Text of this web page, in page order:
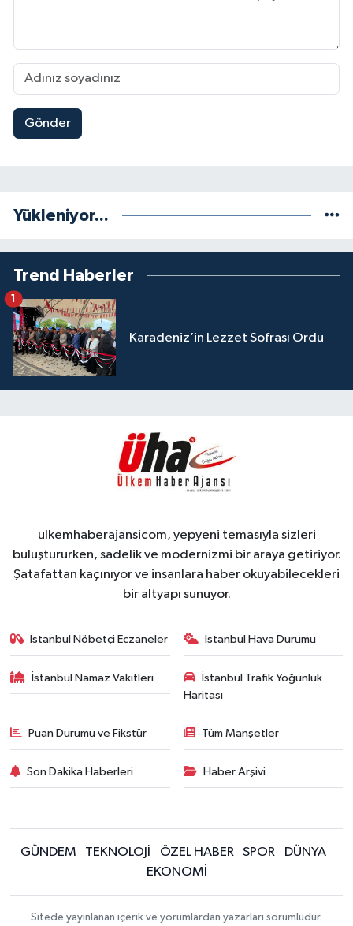
Gönder
Yükleniyor...
Trend Haberler
Karadeniz’in Lezzet Sofrası Ordu
1
ulkemhaberajansicom, yepyeni temasıyla sizleri
buluştururken, sadelik ve modernizmi bir araya getiriyor.
Şatafattan kaçınıyor ve insanlara haber okuyabilecekleri
bir altyapı sunuyor.
İstanbul Nöbetçi Eczaneler İstanbul Hava Durumu
İstanbul Namaz Vakitleri
İstanbul Trafik Yoğunluk
Haritası
Puan Durumu ve Fikstür Tüm Manşetler
Son Dakika Haberleri Haber Arşivi
GÜNDEM TEKNOLOJİ ÖZEL HABER SPOR
DÜNYA
EKONOMİ
Sitede yayınlanan içerik ve yorumlardan yazarları sorumludur.